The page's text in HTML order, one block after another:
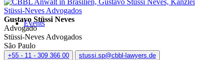
Events
Gustavo Stüssi Neves
Advogado
Stüssi-Neves Advogados
São Paulo
+55 - 11 - 309 366 00 stussi.sp@cbbl-lawyers.de